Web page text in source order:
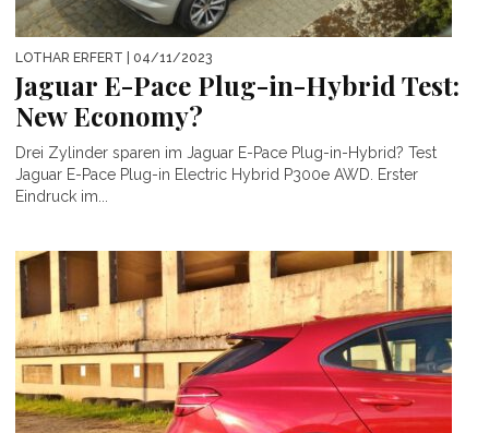
LOTHAR ERFERT | 04/11/2023
Jaguar E-Pace Plug-in-Hybrid Test:
New Economy?
Drei Zylinder sparen im Jaguar E-Pace Plug-in-Hybrid? Test
Jaguar E-Pace Plug-in Electric Hybrid P300e AWD. Erster
Eindruck im...